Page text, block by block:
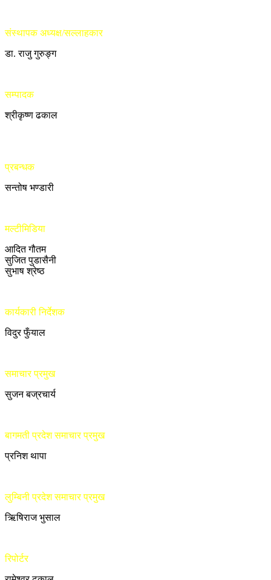
संस्थापक अध्यक्ष/सल्लाहकार
डा. राजु गुरुङ्ग
सम्पादक
श्रीकृष्ण ढकाल
प्रबन्धक
सन्तोष भण्डारी
मल्टीमिडिया
आदित गौतम
सुजित पुडासैनी
सुभाष श्रेष्ठ
कार्यकारी निर्देशक
विदुर फुँयाल
समाचार प्रमुख
सुजन बज्रचार्य
बागमती प्रदेश समाचार प्रमुख
प्रनिश थापा
लुम्बिनी प्रदेश समाचार प्रमुख
ऋिषिराज भुसाल
रिपोर्टर